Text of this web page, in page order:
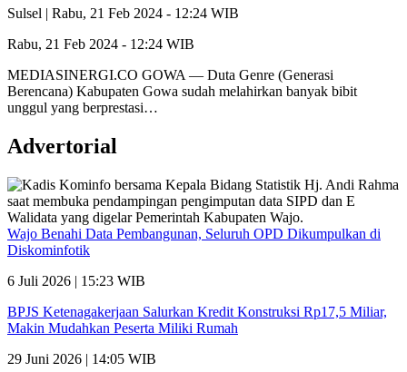
Sulsel | Rabu, 21 Feb 2024 - 12:24 WIB
Rabu, 21 Feb 2024 - 12:24 WIB
MEDIASINERGI.CO GOWA — Duta Genre (Generasi
Berencana) Kabupaten Gowa sudah melahirkan banyak bibit
unggul yang berprestasi…
Advertorial
Wajo Benahi Data Pembangunan, Seluruh OPD Dikumpulkan di
Diskominfotik
6 Juli 2026 | 15:23 WIB
BPJS Ketenagakerjaan Salurkan Kredit Konstruksi Rp17,5 Miliar,
Makin Mudahkan Peserta Miliki Rumah
29 Juni 2026 | 14:05 WIB